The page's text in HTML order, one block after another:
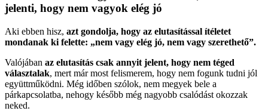
jelenti, hogy nem vagyok elég jó
Aki ebben hisz, azt gondolja, hogy az elutasítással ítéletet
mondanak ki felette: „nem vagy elég jó, nem vagy szerethető”.
Valójában az elutasítás csak annyit jelent, hogy nem téged
választalak, mert már most felismerem, hogy nem fogunk tudni jól
együttműködni. Még időben szólok, nem megyek bele a
párkapcsolatba, nehogy később még nagyobb csalódást okozzak
neked.